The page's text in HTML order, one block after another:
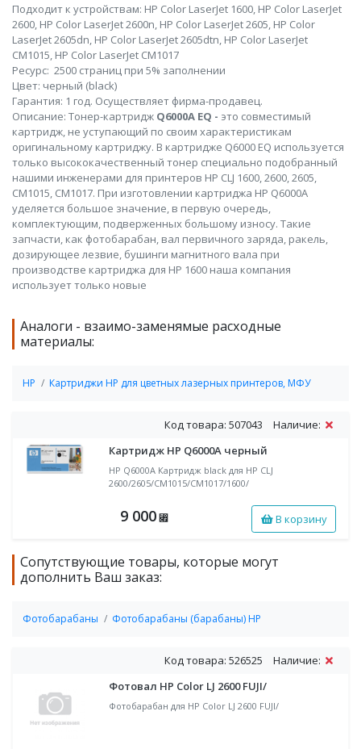
Подходит к устройствам: HP Color LaserJet 1600, HP Color LaserJet
2600, HP Color LaserJet 2600n, HP Color LaserJet 2605, HP Color
LaserJet 2605dn, HP Color LaserJet 2605dtn, HP Color LaserJet
CM1015, HP Color LaserJet CM1017
Ресурс: 2500 страниц при 5% заполнении
Цвет: черный (black)
Гарантия: 1 год. Осуществляет фирма-продавец.
Описание: Тонер-картридж Q6000A EQ - это совместимый
картридж, не уступающий по своим характеристикам
оригинальному картриджу. В картридже Q6000 EQ используется
только высококачественный тонер специально подобранный
нашими инженерами для принтеров HP CLJ 1600, 2600, 2605,
CM1015, CM1017. При изготовлении картриджа HP Q6000A
уделяется большое значение, в первую очередь,
комплектующим, подверженных большому износу. Такие
запчасти, как фотобарабан, вал первичного заряда, ракель,
дозирующее лезвие, бушинги магнитного вала при
производстве картриджа для HP 1600 наша компания
использует только новые
Аналоги - взаимо-заменямые расходные
материалы:
HP Картриджи HP для цветных лазерных принтеров, МФУ
Код товара: 507043
Наличие:
Картридж HP Q6000A черный
HP Q6000A Картридж black для НР CLJ
2600/2605/CM1015/CM1017/1600/
9 000 ⃏ В корзину
Сопутствующие товары, которые могут
дополнить Ваш заказ:
Фотобарабаны Фотобарабаны (барабаны) HP
Код товара: 526525
Наличие:
Фотовал HP Color LJ 2600 FUJI/
Фотобарабан для HP Color LJ 2600 FUJI/